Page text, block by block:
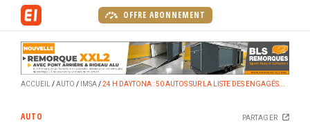
OFFRE ABONNEMENT
ACCUEIL AUTO IMSA 24 H DAYTONA : 50 AUTOS SUR LA LISTE DES ENGAGÉS...
AUTO PARTAGER